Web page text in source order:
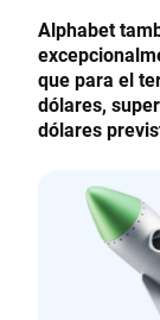
Alphabet
que para el
dólares,
dólares